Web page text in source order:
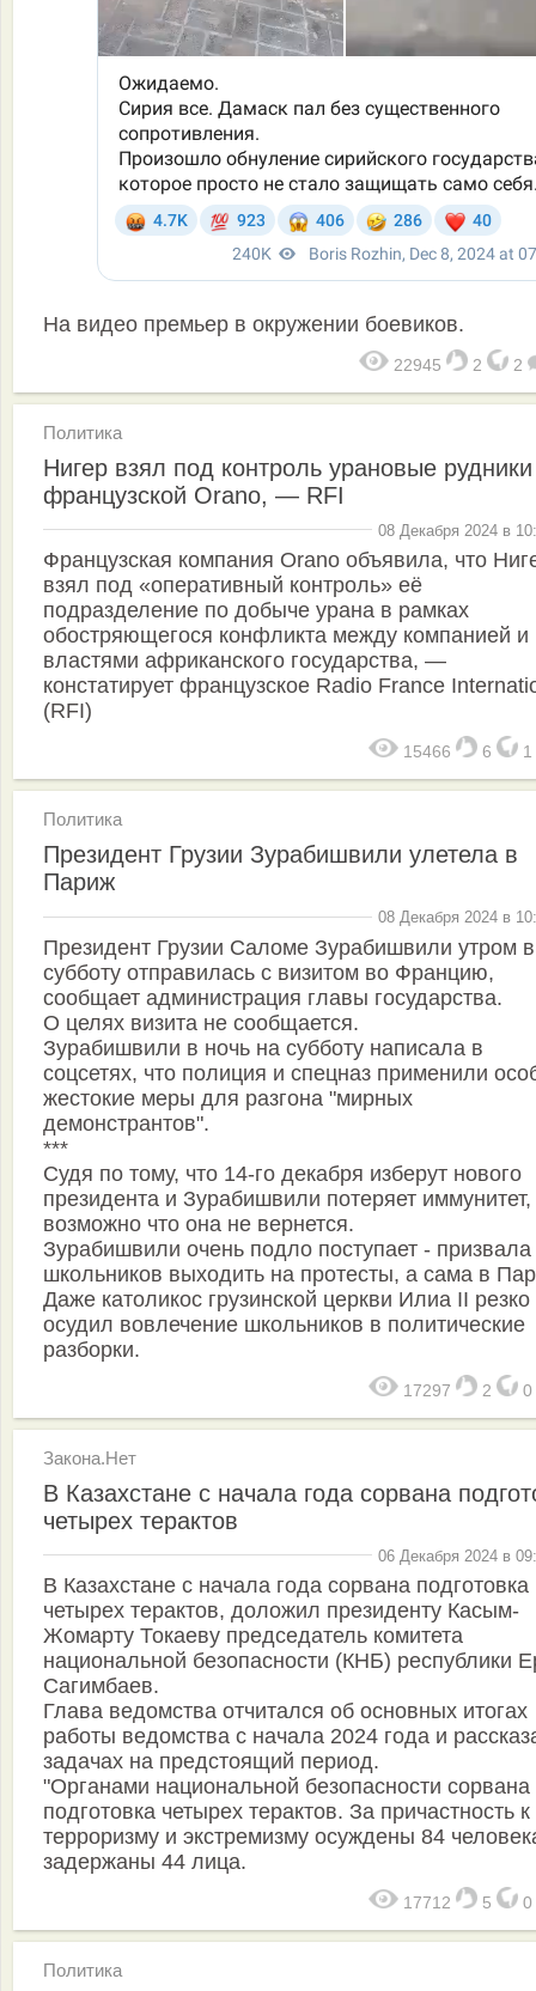
На видео премьер в окружении боевиков.
22945 2 2
Политика
Нигер взял под контроль урановые рудники
французской Orano, — RFI
08 Декабря 2024 в
Французская компания Orano объявила, что
взял под «оперативный контроль» её
подразделение по добыче урана в рамках
обостряющегося конфликта между компанией и
властями африканского государства, —
констатирует французское Radio France
(RFI)
15466 6 1
Политика
Президент Грузии Зурабишвили улетела в
Париж
08 Декабря 2024 в
Президент Грузии Саломе Зурабишвили утром в
субботу отправилась с визитом во Францию,
сообщает администрация главы государства.
О целях визита не сообщается.
Зурабишвили в ночь на субботу написала в
соцсетях, что полиция и спецназ применили
жестокие меры для разгона "мирных
демонстрантов".
***
Судя по тому, что 14-го декабря изберут нового
президента и Зурабишвили потеряет иммунитет,
возможно что она не вернется.
Зурабишвили очень подло поступает - призвала
школьников выходить на протесты, а сама в
Даже католикос грузинской церкви Илиа II резко
осудил вовлечение школьников в политические
разборки.
17297 2 0
Закона.Нет
В Казахстане с начала года сорвана
четырех терактов
06 Декабря 2024 в
В Казахстане с начала года сорвана подготовка
четырех терактов, доложил президенту Касым-
Жомарту Токаеву председатель комитета
национальной безопасности (КНБ) республики
Сагимбаев.
Глава ведомства отчитался об основных итогах
работы ведомства с начала 2024 года и
задачах на предстоящий период.
"Органами национальной безопасности сорвана
подготовка четырех терактов. За причастность к
терроризму и экстремизму осуждены 84
задержаны 44 лица.
17712 5 0
Политика